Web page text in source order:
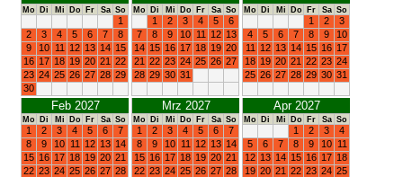
Mo Di Mi Do Fr Sa So
1
2
3 4 5 6 7
8
9
10 11 12 13 14 15
16 17 18 19 20 21 22
23 24 25 26 27 28 29
30
Mo Di Mi Do Fr Sa So
1 2 3 4 5
6
7
8 9 10 11 12 13
14 15 16 17 18 19 20
21 22 23 24 25 26 27
28 29 30 31
Mo Di Mi Do Fr Sa So
1 2
3
4
5 6 7 8 9
10
11
12 13 14 15 16 17
18 19 20 21 22 23 24
25 26 27 28 29 30 31
Feb 2027
Mo Di Mi Do Fr Sa So
1 2 3 4 5 6
7
8
9 10 11 12 13 14
15 16 17 18 19 20 21
22 23 24 25 26 27 28
Mrz 2027
Mo Di Mi Do Fr Sa So
1 2 3 4 5 6
7
8
9 10 11 12 13 14
15 16 17 18 19 20 21
22 23 24 25 26 27 28
Apr 2027
Mo Di Mi Do Fr Sa So
1 2 3
4
5
6 7 8 9 10 11
12 13 14 15 16 17 18
19 20 21 22 23 24 25